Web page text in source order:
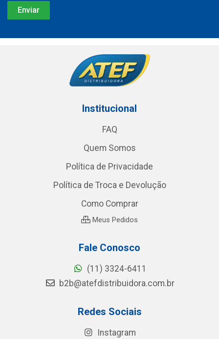
Institucional
FAQ
Quem Somos
Política de Privacidade
Política de Troca e Devolução
Como Comprar
Meus Pedidos
Fale Conosco
(11) 3324-6411
b2b@atefdistribuidora.com.br
Redes Sociais
Instagram